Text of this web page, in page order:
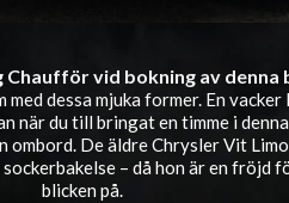
Chaufför vid bokning av denna
dessa mjuka former. En vacker
när du till bringat en timme i
ombord. De äldre Chrysler Vit
– då hon är en fröjd
blicken på.